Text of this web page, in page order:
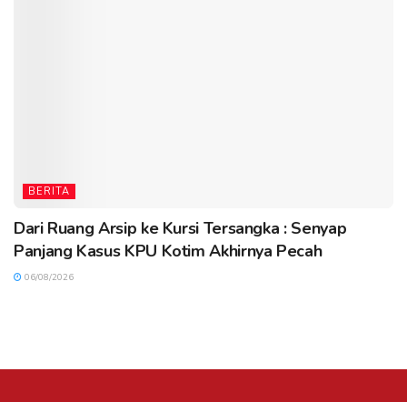
BERITA
Dari Ruang Arsip ke Kursi Tersangka : Senyap
Panjang Kasus KPU Kotim Akhirnya Pecah
06/08/2026